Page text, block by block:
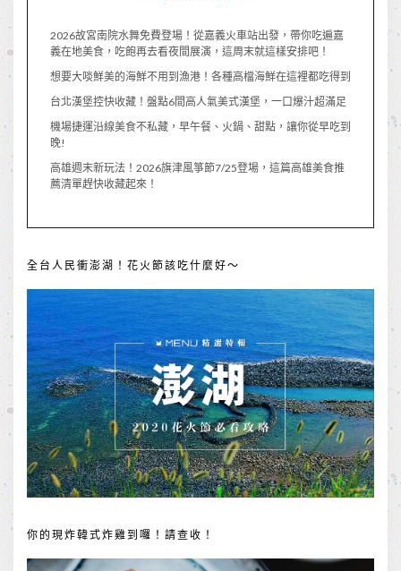
2026故宮南院水舞免費登場！從嘉義火車站出發，帶你吃遍嘉
義在地美食，吃飽再去看夜間展演，這周末就這樣安排吧！
想要大啖鮮美的海鮮不用到漁港！各種高檔海鮮在這裡都吃得到
台北漢堡控快收藏！盤點6間高人氣美式漢堡，一口爆汁超滿足
機場捷運沿線美食不私藏，早午餐、火鍋、甜點，讓你從早吃到
晚!
高雄週末新玩法！2026旗津風箏節7/25登場，這篇高雄美食推
薦清單趕快收藏起來！
全台人民衝澎湖！花火節該吃什麼好～
你的現炸韓式炸雞到囉！請查收！